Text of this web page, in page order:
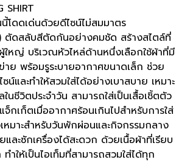
SHIRT
โดดเด่นด้วยดีไซน์ไม่สมมาตร
ตัดสลับสีตัดกันอย่างคมชัด สร้างสไตล์ที่
ใหญ่ บริเวณหัวไหล่ด้านหนึ่งเลือกใช้ผ้าที่มี
ย พร้อมรูระบายอากาศขนาดเล็ก ช่วย
น์และทำให้สวมใส่ได้อย่างเบาสบาย เหมาะ
นชีวิตประจำวัน สามารถใส่เป็นเสื้อเชิ้ตตัว
จ็กเก็ตเมื่ออากาศร้อนเกินไปสำหรับการใส่
มาะสำหรับวันพักผ่อนและกิจกรรมกลาง
และซักเครื่องได้สะดวก ด้วยเนื้อผ้าที่เรียบ
ำให้เป็นไอเท็มที่สามารถสวมใส่ได้ทุก